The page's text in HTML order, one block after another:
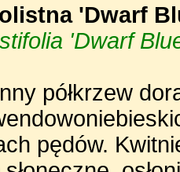
'Dwarf
'Dwarf
półkrzew
pędów.